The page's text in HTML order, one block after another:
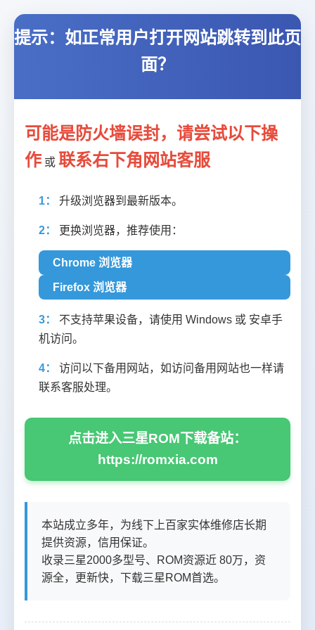
提示：如正常用户打开网站跳转到此页
面？
可能是防火墙误封，请尝试以下操
作 或 联系右下角网站客服
1： 升级浏览器到最新版本。
2： 更换浏览器，推荐使用：
Chrome 浏览器
Firefox 浏览器
3：
不支持苹果设备，请使用 Windows 或 安卓手
机访问。
4：
访问以下备用网站，如访问备用网站也一样请
联系客服处理。
点击进入三星ROM下载备站：
https://romxia.com
本站成立多年，为线下上百家实体维修店长期
提供资源，信用保证。
收录三星2000多型号、ROM资源近 80万，资
源全，更新快，下载三星ROM首选。